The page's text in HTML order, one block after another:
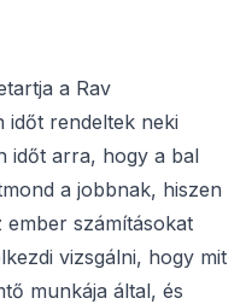
a Rav
időt rendeltek neki
időt arra, hogy a bal
a jobbnak, hiszen
számításokat
vizsgálni, hogy mit
munkája által, és